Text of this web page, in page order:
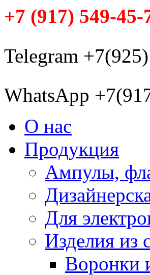
+7 (917) 549-45-
Telegram
WhatsApp
О нас
Продукция
Ампулы,
Для
Изделия из
Воронки